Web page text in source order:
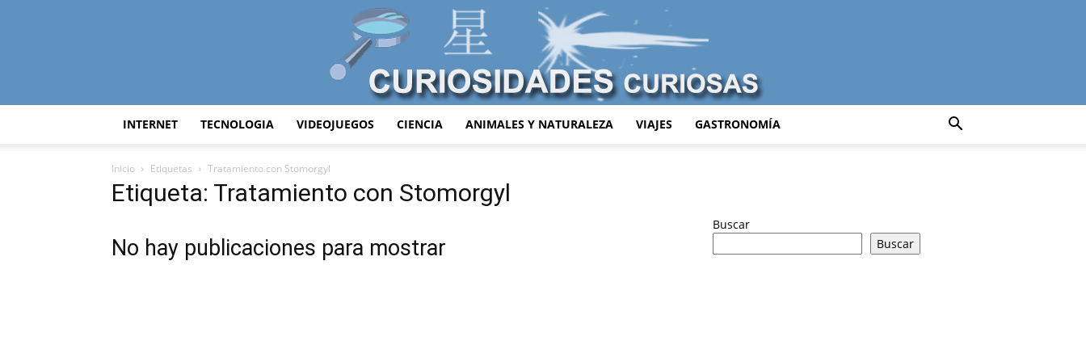
INTERNET TECNOLOGIA VIDEOJUEGOS CIENCIA ANIMALES Y NATURALEZA VIAJES GASTRONOMÍA
Inicio Etiquetas Tratamiento con Stomorgyl
Etiqueta: Tratamiento con Stomorgyl
No hay publicaciones para mostrar
Buscar
Buscar